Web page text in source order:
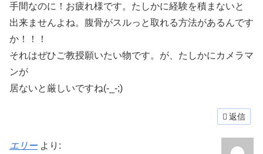
手間なのに！お疲れ様です。たしかに経験を積まないと
出来ませんよね。腹骨がスルっと取れる方法があるんです
か！！！
それはぜひご教授願いたい物です。が、たしかにカメラマ
ンが
居ないと厳しいですね(-_-;)
返信
エリー より: